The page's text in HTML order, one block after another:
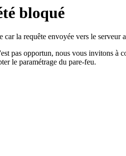
bloqué
la requête envoyée vers le serveur
pas opportun, nous vous invitons à
le paramétrage du pare-feu.